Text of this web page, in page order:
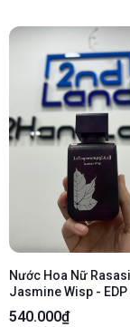
Nước Hoa Nữ Rasasi
Jasmine Wisp - EDP
25/75ml - Body
540.000₫